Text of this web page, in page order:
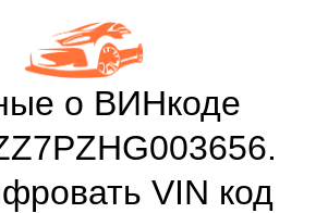
о ВИНкоде
VIN код